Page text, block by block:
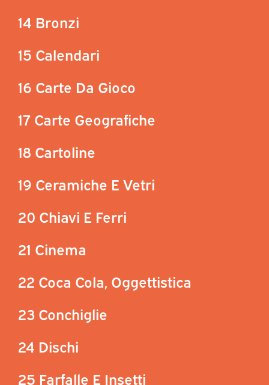
14 Bronzi
15 Calendari
16 Carte Da Gioco
17 Carte Geografiche
18 Cartoline
19 Ceramiche E Vetri
20 Chiavi E Ferri
21 Cinema
22 Coca Cola, Oggettistica
23 Conchiglie
24 Dischi
25 Farfalle E Insetti